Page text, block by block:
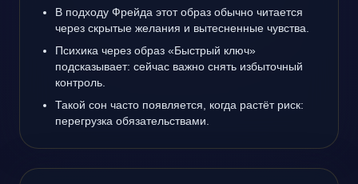
В подходу Фрейда этот образ обычно читается
через скрытые желания и вытесненные чувства.
Психика через образ «Быстрый ключ»
подсказывает: сейчас важно снять избыточный
контроль.
Такой сон часто появляется, когда растёт риск:
перегрузка обязательствами.